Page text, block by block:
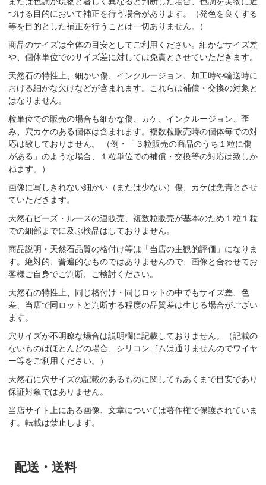
づける目的において補正を行う場合があります。（発色を良くする
等を目的とした補正を行うことは一切ありません。）
商品のサイズは全体の目安としてご利用ください。細かなサイズ差
や、個体単位でのサイズ差に対しては免責とさせていただきます。
天然石の特性上、細かい傷、インクルージョン、加工時や輸送時に
おける細かな欠けなどが含まれます。これらは補償・交換の対象と
はなりません。
粒単位での販売の場合も細かな傷、カケ、インクルージョン、歪
み、穴カケのある個体は含まれます。複数粒販売時の個体毎での対
応は致しておりません。 （例・「３粒販売の商品のうち１粒に傷
がある」のような場合、１粒単位での補償・交換等の対応は致しか
ねます。）
画像に写しきれない細かい（または少ない）傷、カケは免責とさせ
ていただきます。
天然石ビーズ・ルースの連販売、複数粒販売が基本のため１粒１粒
での細部までに及ぶ検品はしておりません。
商品説明・天然石品質の格付け等は「当店の主観的評価」になりま
す。絶対的、普遍的なものではありませんので、画像と合わせてお
客様ご自身でご判断、ご検討ください。
天然石の特性上、同じ格付け・同じロットの中でもサイズ差、色
差、当店で同ロットと判断する程度の品質差は生じる場合がござい
ます。
穴サイズが不明瞭な場合は説明欄に記載しておりません。（記載の
ないものはほとんどの場合、シリコンゴムは通りませんのでワイヤ
ー等をご利用ください。）
天然石に穴サイズの記載のあるものに関してもあくまで目安であり
保証対象ではありません。
当店サイト上にある画像、文章については著作権で保護されていま
す。転載は禁止します。
配送・送料